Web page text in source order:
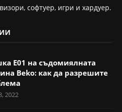
софтуер, игри и хардуер.
E01 на съдомиялната
Beko: как да разрешите
2022